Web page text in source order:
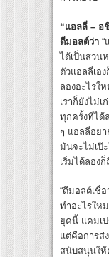
“แอลลี่ – อ
ดีมอลต์ว่า “
ได้เป็นส่วน
ตัวแอลลี่เอ
ลองอะไรใ
เราก็ยังไม่
ทุกครั้งที่ได้
ๆ แอลลี่อย
มันจะไม่เป๊
เริ่มได้ลอง
“ดีมอลต์เชื่อ
ทำอะไรให
ยุคนี้ แคมเ
แต่คือการส่
สนับสนุนให้